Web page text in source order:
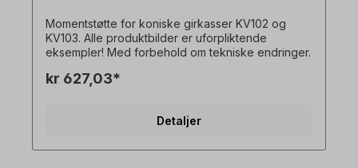
Momentstøtte for koniske girkasser KV102 og
KV103. Alle produktbilder er uforpliktende
eksempler! Med forbehold om tekniske endringer.
kr 627,03*
Detaljer